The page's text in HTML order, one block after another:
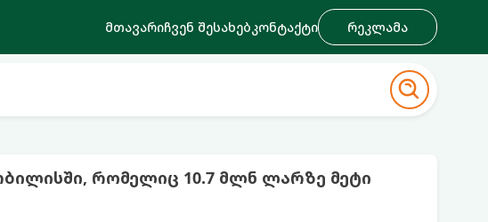
მთავარიჩვენ შესახებკონტაქტი რეკლამა
რომელიც 10.7 მლნ ლარზე მეტი